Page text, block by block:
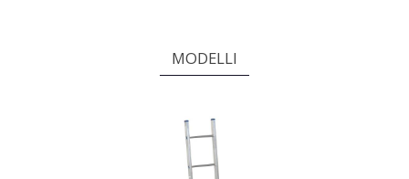
MODELLI